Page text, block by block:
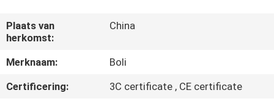
OVER
ONS
FABRIEKSTOCHT
Plaats van
herkomst:
China
Merknaam:
Boli
Certificering:
3C certificate , CE certificate